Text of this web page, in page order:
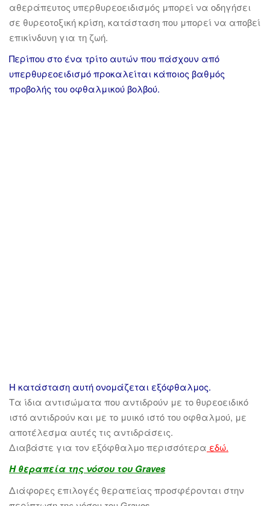
αθεράπευτος υπερθυρεοειδισμός μπορεί να οδηγήσει
σε θυρεοτοξική κρίση, κατάσταση που μπορεί να αποβεί
επικίνδυνη για τη ζωή.
Περίπου στο ένα τρίτο αυτών που πάσχουν από
υπερθυρεοειδισμό προκαλείται κάποιος βαθμός
προβολής του οφθαλμικού βολβού.
Η κατάσταση αυτή ονομάζεται εξόφθαλμος.
Τα ίδια αντισώματα που αντιδρούν με το θυρεοειδικό
ιστό αντιδρούν και με το μυικό ιστό του οφθαλμού, με
αποτέλεσμα αυτές τις αντιδράσεις.
Διαβάστε για τον εξόφθαλμο περισσότερα εδώ.
Η θεραπεία της νόσου του Graves
Διάφορες επιλογές θεραπείας προσφέρονται στην